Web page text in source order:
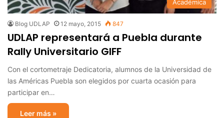
Académica
Blog UDLAP 12 mayo, 2015 847
UDLAP representará a Puebla durante
Rally Universitario GIFF
Con el cortometraje Dedicatoria, alumnos de la Universidad de
las Américas Puebla son elegidos por cuarta ocasión para
participar en…
Leer más »